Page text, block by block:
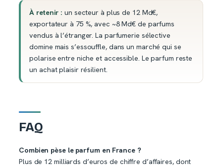
À retenir : un secteur à plus de 12 Md€,
exportateur à 75 %, avec ~8 Md€ de parfums
vendus à l’étranger. La parfumerie sélective
domine mais s’essouffle, dans un marché qui se
polarise entre niche et accessible. Le parfum reste
un achat plaisir résilient.
FAQ
Combien pèse le parfum en France ?
Plus de 12 milliards d’euros de chiffre d’affaires, dont